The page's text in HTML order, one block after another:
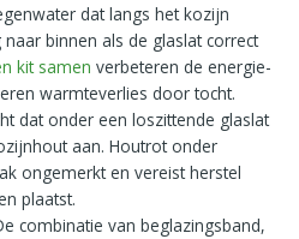
dat langs het kozijn
binnen als de glaslat correct
kit samen verbeteren de energie-
warmteverlies door tocht.
dat onder een loszittende glaslat
aan. Houtrot onder
ongemerkt en vereist herstel
plaatst.
combinatie van beglazingsband,